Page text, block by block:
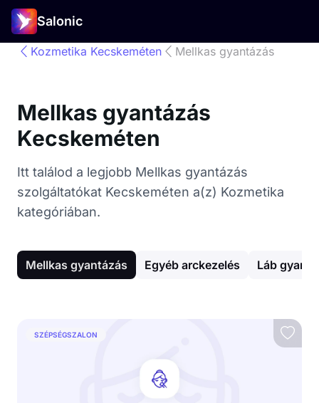
Salonic
Kozmetika Kecskeméten Mellkas gyantázás
Mellkas gyantázás
Kecskeméten
Itt találod a legjobb Mellkas gyantázás
szolgáltatókat Kecskeméten a(z) Kozmetika
kategóriában.
Mellkas gyantázás Egyéb arckezelés Láb
SZÉPSÉGSZALON